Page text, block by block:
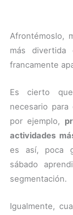
Afrontémoslo,
más divertida
francamente
Es cierto
necesario
por ejemplo,
actividades
es así, poca
sábado
segmentación.
Igualmente,